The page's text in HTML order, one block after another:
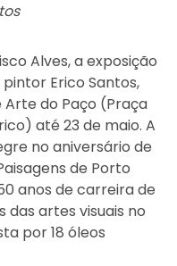
Alves, a exposição
Erico Santos,
Arte do Paço (Praça
até 23 de maio. A
no aniversário de
de Porto
anos de carreira de
das artes visuais no
por 18 óleos